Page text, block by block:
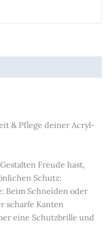
& Pflege deiner Acryl-
Freude hast,
Schutz:
Beim Schneiden oder
scharfe Kanten
eine Schutzbrille und